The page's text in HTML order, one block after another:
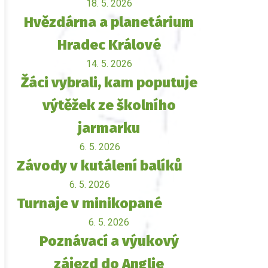
18. 5. 2026
Hvězdárna a planetárium
Hradec Králové
14. 5. 2026
Žáci vybrali, kam poputuje
výtěžek ze školního
jarmarku
6. 5. 2026
Závody v kutálení balíků
6. 5. 2026
Turnaje v minikopané
6. 5. 2026
Poznávací a výukový
zájezd do Anglie